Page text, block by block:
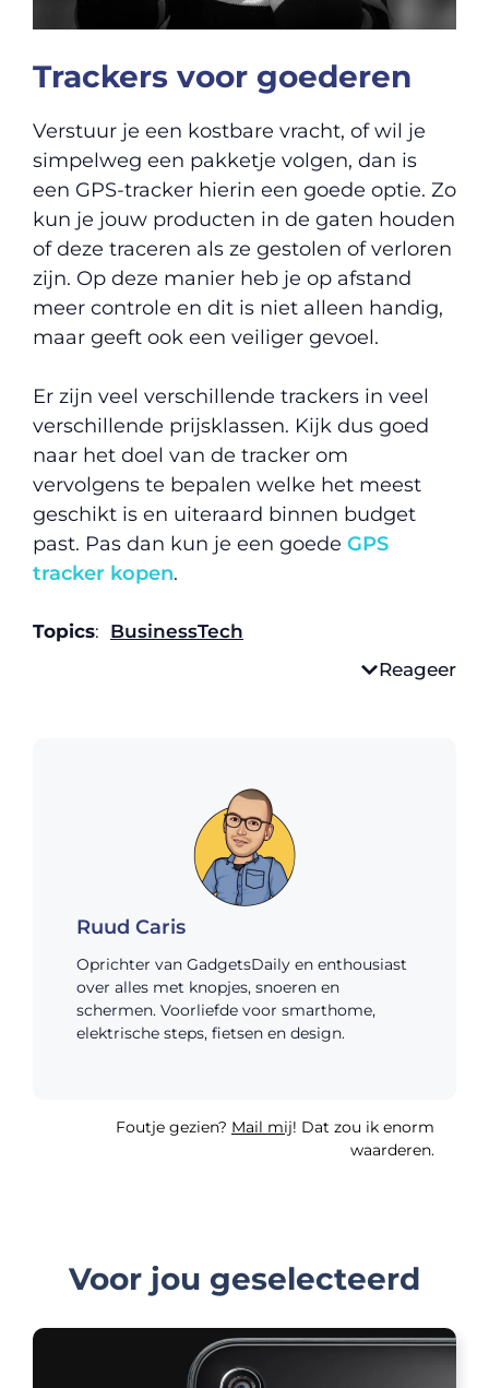
Trackers voor goederen
Verstuur je een kostbare vracht, of wil je
simpelweg een pakketje volgen, dan is
een GPS-tracker hierin een goede optie. Zo
kun je jouw producten in de gaten houden
of deze traceren als ze gestolen of verloren
zijn. Op deze manier heb je op afstand
meer controle en dit is niet alleen handig,
maar geeft ook een veiliger gevoel.
Er zijn veel verschillende trackers in veel
verschillende prijsklassen. Kijk dus goed
naar het doel van de tracker om
vervolgens te bepalen welke het meest
geschikt is en uiteraard binnen budget
past. Pas dan kun je een goede GPS
tracker kopen.
Topics: BusinessTech
Reageer
Ruud Caris
Oprichter van GadgetsDaily en enthousiast
over alles met knopjes, snoeren en
schermen. Voorliefde voor smarthome,
elektrische steps, fietsen en design.
Foutje gezien? Mail mij! Dat zou ik enorm
waarderen.
Voor jou geselecteerd